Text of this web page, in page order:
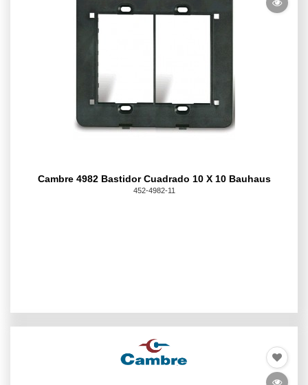
Cambre 4982 Bastidor Cuadrado 10 X 10 Bauhaus
452-4982-11